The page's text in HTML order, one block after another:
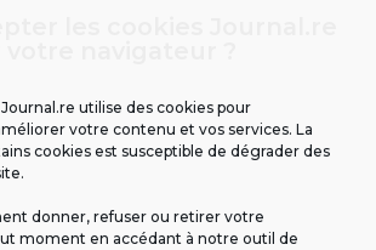
utilise des cookies pour
votre contenu et vos services. La
cookies est susceptible de dégrader des
donner, refuser ou retirer votre
moment en accédant à notre outil de